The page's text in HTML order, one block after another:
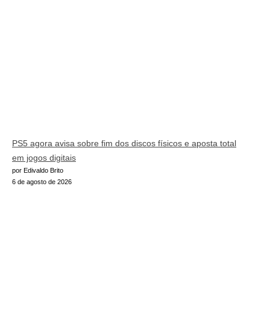
PS5 agora avisa sobre fim dos discos físicos e aposta total
em jogos digitais
por Edivaldo Brito
6 de agosto de 2026